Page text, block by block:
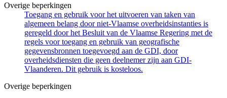
Overige beperkingen
Toegang en gebruik voor het uitvoeren van taken van
algemeen belang door niet-Vlaamse overheidsinstanties is
geregeld door het Besluit van de Vlaamse Regering met de
regels voor toegang en gebruik van geografische
gegevensbronnen toegevoegd aan de GDI, door
overheidsdiensten die geen deelnemer zijn aan GDI-
Vlaanderen. Dit gebruik is kosteloos.
Overige beperkingen